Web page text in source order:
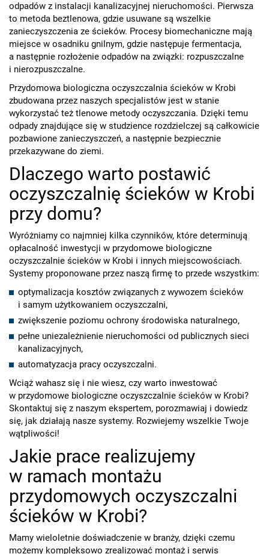
odpadów z instalacji kanalizacyjnej nieruchomości. Pierwsza
to metoda beztlenowa, gdzie usuwane są wszelkie
zanieczyszczenia ze ścieków. Procesy biomechaniczne mają
miejsce w osadniku gnilnym, gdzie następuje fermentacja,
a następnie rozłożenie odpadów na związki: rozpuszczalne
i nierozpuszczalne.
Przydomowa biologiczna oczyszczalnia ścieków w Krobi
zbudowana przez naszych specjalistów jest w stanie
wykorzystać też tlenowe metody oczyszczania. Dzięki temu
odpady znajdujące się w studzience rozdzielczej są całkowicie
pozbawione zanieczyszczeń, a następnie bezpiecznie
przekazywane do ziemi.
Dlaczego warto postawić
oczyszczalnię ścieków w Krobi
przy domu?
Wyróżniamy co najmniej kilka czynników, które determinują
opłacalność inwestycji w przydomowe biologiczne
oczyszczalnie ścieków w Krobi i innych miejscowościach.
Systemy proponowane przez naszą firmę to przede wszystkim:
optymalizacja kosztów związanych z wywozem ścieków
i samym użytkowaniem oczyszczalni,
zwiększenie poziomu ochrony środowiska naturalnego,
pełne uniezależnienie nieruchomości od publicznych sieci
kanalizacyjnych,
automatyzacja pracy oczyszczalni.
Wciąż wahasz się i nie wiesz, czy warto inwestować
w przydomowe biologiczne oczyszczalnie ścieków w Krobi?
Skontaktuj się z naszym ekspertem, porozmawiaj i dowiedz
się, jak działają nasze systemy. Rozwiejemy wszelkie Twoje
wątpliwości!
Jakie prace realizujemy
w ramach montażu
przydomowych oczyszczalni
ścieków w Krobi?
Mamy wieloletnie doświadczenie w branży, dzięki czemu
możemy kompleksowo zrealizować montaż i serwis